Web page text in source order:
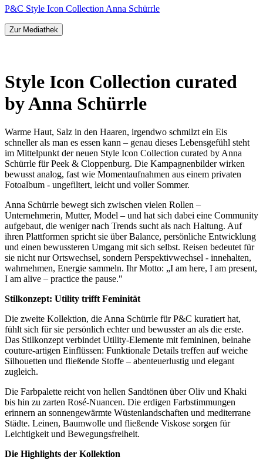
P&C Style Icon Collection Anna Schürrle
Zur Mediathek
Style Icon Collection curated
by Anna Schürrle
Warme Haut, Salz in den Haaren, irgendwo schmilzt ein Eis
schneller als man es essen kann – genau dieses Lebensgefühl steht
im Mittelpunkt der neuen Style Icon Collection curated by Anna
Schürrle für Peek & Cloppenburg. Die Kampagnenbilder wirken
bewusst analog, fast wie Momentaufnahmen aus einem privaten
Fotoalbum - ungefiltert, leicht und voller Sommer.
Anna Schürrle bewegt sich zwischen vielen Rollen –
Unternehmerin, Mutter, Model – und hat sich dabei eine Community
aufgebaut, die weniger nach Trends sucht als nach Haltung. Auf
ihren Plattformen spricht sie über Balance, persönliche Entwicklung
und einen bewussteren Umgang mit sich selbst. Reisen bedeutet für
sie nicht nur Ortswechsel, sondern Perspektivwechsel - innehalten,
wahrnehmen, Energie sammeln. Ihr Motto: „I am here, I am present,
I am alive – practice the pause."
Stilkonzept: Utility trifft Feminität
Die zweite Kollektion, die Anna Schürrle für P&C kuratiert hat,
fühlt sich für sie persönlich echter und bewusster an als die erste.
Das Stilkonzept verbindet Utility-Elemente mit femininen, beinahe
couture-artigen Einflüssen: Funktionale Details treffen auf weiche
Silhouetten und fließende Stoffe – abenteuerlustig und elegant
zugleich.
Die Farbpalette reicht von hellen Sandtönen über Oliv und Khaki
bis hin zu zarten Rosé-Nuancen. Die erdigen Farbstimmungen
erinnern an sonnengewärmte Wüstenlandschaften und mediterrane
Städte. Leinen, Baumwolle und fließende Viskose sorgen für
Leichtigkeit und Bewegungsfreiheit.
Die Highlights der Kollektion